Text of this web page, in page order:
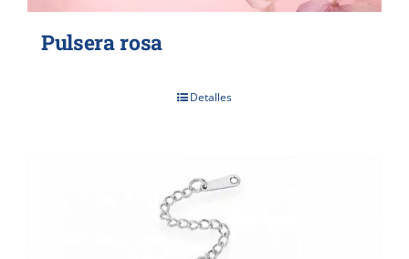
Pulsera rosa
Detalles